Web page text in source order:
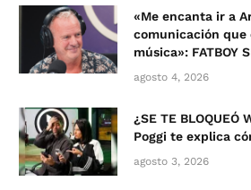
«Me encanta ir a
comunicación que
música»: FATBOY
agosto 4, 2026
¿SE TE BLOQUEÓ
Poggi te explica
agosto 3, 2026